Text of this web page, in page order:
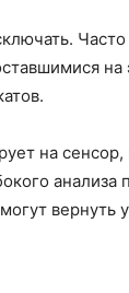
на
на
вернуть